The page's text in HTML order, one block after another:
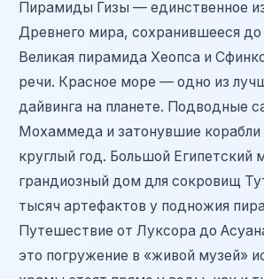
Пирамиды Гизы — единственное
Древнего мира, сохранившееся
Великая пирамида Хеопса и
речи. Красное море — одно из
дайвинга на планете. Подводные
Мохаммеда и затонувшие
круглый год. Большой Египетский
грандиозный дом для сокровищ
тысяч артефактов у подножия
Путешествие от Луксора до
это погружение в «живой музей»